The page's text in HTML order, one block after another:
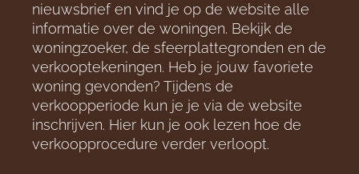
nieuwsbrief en vind je op de website alle
informatie over de woningen. Bekijk de
woningzoeker, de sfeerplattegronden en de
verkooptekeningen. Heb je jouw favoriete
woning gevonden? Tijdens de
verkoopperiode kun je je via de website
inschrijven. Hier kun je ook lezen hoe de
verkoopprocedure verder verloopt.